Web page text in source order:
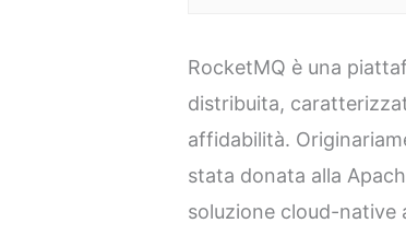
RocketMQ è una
distribuita,
affidabilità.
stata donata alla
soluzione cloud-native